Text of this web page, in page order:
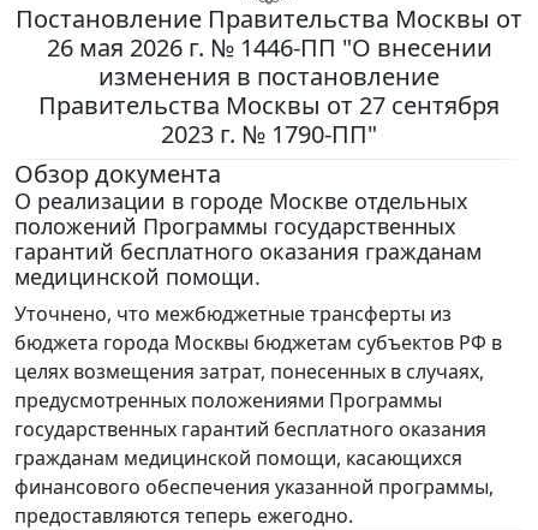
Постановление Правительства Москвы от
26 мая 2026 г. № 1446-ПП "О внесении
изменения в постановление
Правительства Москвы от 27 сентября
2023 г. № 1790-ПП"
Обзор документа
О реализации в городе Москве отдельных
положений Программы государственных
гарантий бесплатного оказания гражданам
медицинской помощи.
Уточнено, что межбюджетные трансферты из
бюджета города Москвы бюджетам субъектов РФ в
целях возмещения затрат, понесенных в случаях,
предусмотренных положениями Программы
государственных гарантий бесплатного оказания
гражданам медицинской помощи, касающихся
финансового обеспечения указанной программы,
предоставляются теперь ежегодно.